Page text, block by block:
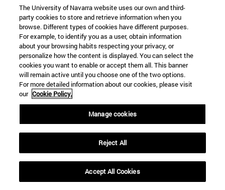
22 SEP
FUNCIÓN Y FICCIÓN. Varios artistas
Más información
The University of Navarra website uses our own and third-
party cookies to store and retrieve information when you
browse. Different types of cookies have different purposes.
For example, to identify you as a user, obtain information
about your browsing habits respecting your privacy, or
personalize how the content is displayed. You can select the
cookies you want to enable or accept them all. This banner
will remain active until you choose one of the two options.
For more detailed information about our cookies, please visit
our Cookie Policy.
Manage cookies
Reject All
Accept All Cookies